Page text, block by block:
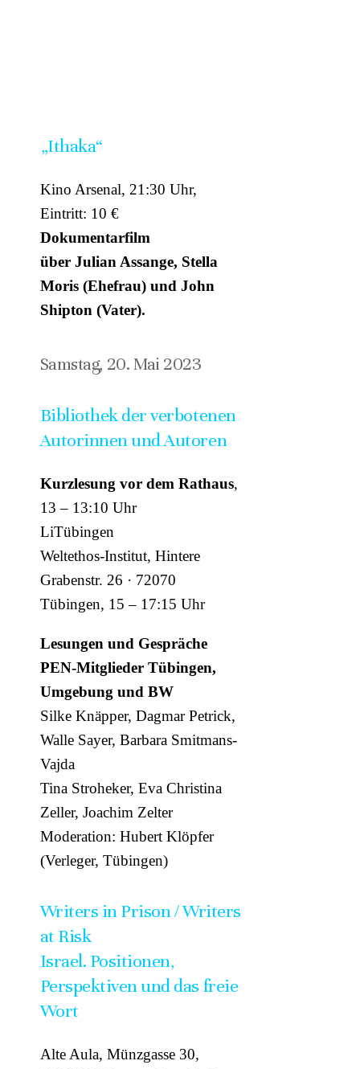
„Ithaka“
Kino Arsenal, 21:30 Uhr,
Eintritt: 10 €
Dokumentarfilm
über Julian Assange, Stella
Moris (Ehefrau) und John
Shipton (Vater).
Samstag, 20. Mai 2023
Bibliothek der verbotenen
Autorinnen und Autoren
Kurzlesung vor dem Rathaus,
13 – 13:10 Uhr
LiTübingen
Weltethos-Institut, Hintere
Grabenstr. 26 · 72070
Tübingen, 15 – 17:15 Uhr
Lesungen und Gespräche
PEN-Mitglieder Tübingen,
Umgebung und BW
Silke Knäpper, Dagmar Petrick,
Walle Sayer, Barbara Smitmans-
Vajda
Tina Stroheker, Eva Christina
Zeller, Joachim Zelter
Moderation: Hubert Klöpfer
(Verleger, Tübingen)
Writers in Prison / Writers
at Risk
Israel. Positionen,
Perspektiven und das freie
Wort
Alte Aula, Münzgasse 30,